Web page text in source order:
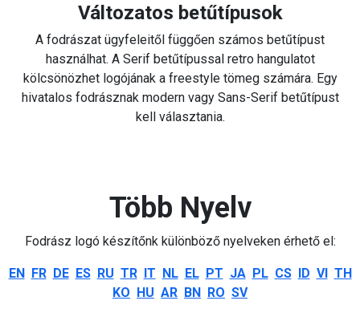
Változatos betűtípusok
A fodrászat ügyfeleitől függően számos betűtípust
használhat. A Serif betűtípussal retro hangulatot
kölcsönözhet logójának a freestyle tömeg számára. Egy
hivatalos fodrásznak modern vagy Sans-Serif betűtípust
kell választania.
Több Nyelv
Fodrász logó készítőnk különböző nyelveken érhető el:
EN FR DE ES RU TR IT NL EL PT JA PL CS ID VI TH
KO HU AR BN RO SV